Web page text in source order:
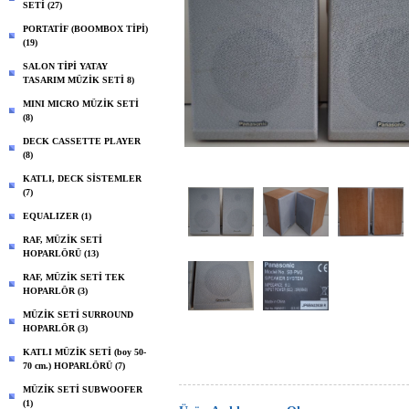
SETİ (27)
PORTATİF (BOOMBOX TİPİ)
(19)
SALON TİPİ YATAY
TASARIM MÜZİK SETİ 8)
MINI MICRO MÜZİK SETİ
(8)
DECK CASSETTE PLAYER
(8)
KATLI, DECK SİSTEMLER
(7)
EQUALIZER (1)
RAF, MÜZİK SETİ
HOPARLÖRÜ (13)
RAF, MÜZİK SETİ TEK
HOPARLÖR (3)
MÜZİK SETİ SURROUND
HOPARLÖR (3)
KATLI MÜZİK SETİ (boy 50-
70 cm.) HOPARLÖRÜ (7)
MÜZİK SETİ SUBWOOFER
(1)